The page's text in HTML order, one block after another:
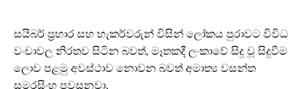
සයිබර් ප්‍රහාර සහ හැකර්වරුන් විසින් ලෝකය පුරාවට විවිධ
වංචාවල නිරතව සිටින බවත්, මෑතකදී ලංකාවේ සිදු වූ සිදුවීම
ලොව පළමු අවස්ථාව නොවන බවත් අමාත්‍ය වසන්ත
සමරසිංහ පවසනවා.